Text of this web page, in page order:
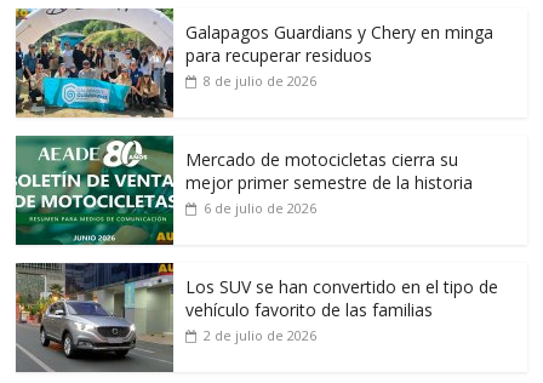
Galapagos Guardians y Chery en minga
para recuperar residuos
8 de julio de 2026
Mercado de motocicletas cierra su
mejor primer semestre de la historia
6 de julio de 2026
Los SUV se han convertido en el tipo de
vehículo favorito de las familias
2 de julio de 2026